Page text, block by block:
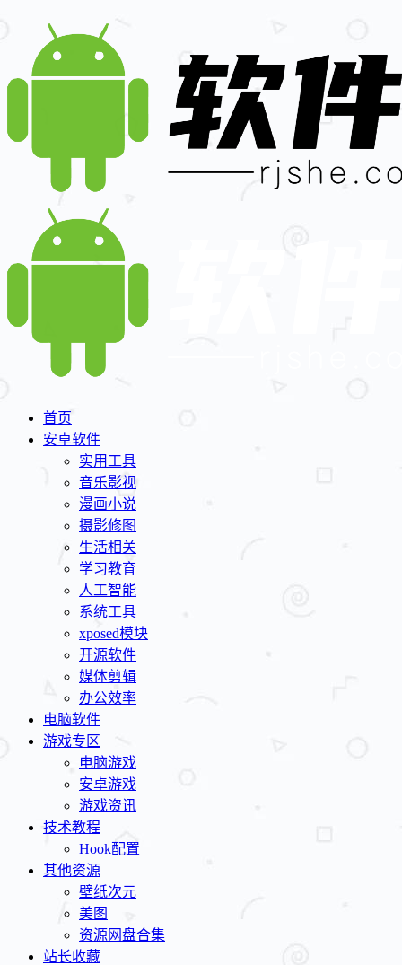
首页
安卓软件
实用工具
音乐影视
漫画小说
摄影修图
生活相关
学习教育
人工智能
系统工具
xposed模块
开源软件
媒体剪辑
办公效率
电脑软件
游戏专区
电脑游戏
安卓游戏
游戏资讯
技术教程
Hook配置
其他资源
壁纸次元
美图
资源网盘合集
站长收藏